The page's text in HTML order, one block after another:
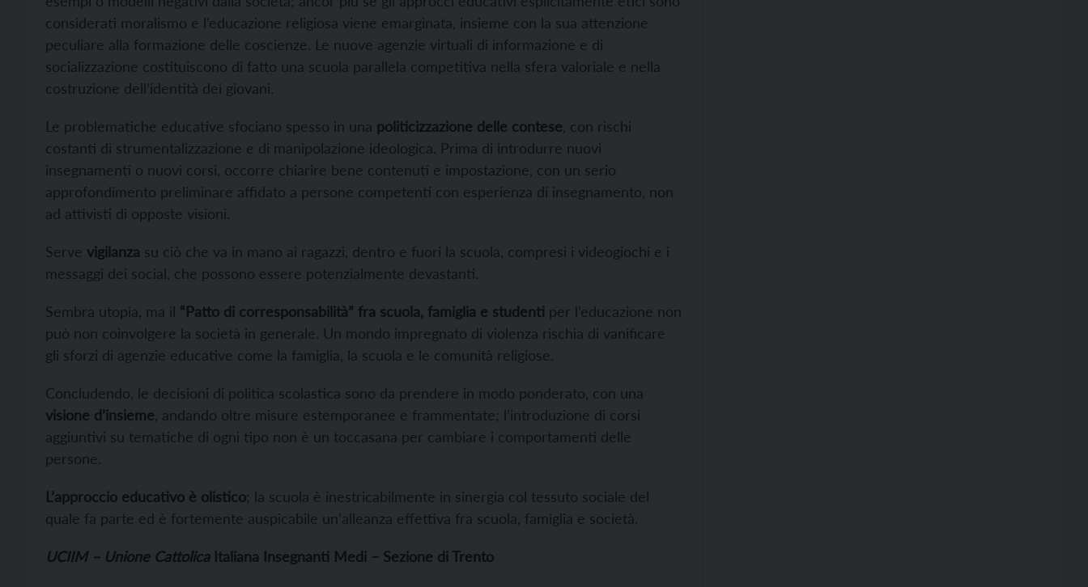
considerati moralismo e l’educazione religiosa viene emarginata, insieme con la sua attenzione
peculiare alla formazione delle coscienze. Le nuove agenzie virtuali di informazione e di
socializzazione costituiscono di fatto una scuola parallela competitiva nella sfera valoriale e nella
costruzione dell’identità dei giovani.
Le problematiche educative sfociano spesso in una politicizzazione delle contese , con rischi
costanti di strumentalizzazione e di manipolazione ideologica. Prima di introdurre nuovi
insegnamenti o nuovi corsi, occorre chiarire bene contenuti e impostazione, con un serio
approfondimento preliminare affidato a persone competenti con esperienza di insegnamento, non
ad attivisti di opposte visioni.
Serve vigilanza su ciò che va in mano ai ragazzi, dentro e fuori la scuola, compresi i videogiochi e i
messaggi dei social, che possono essere potenzialmente devastanti.
Sembra utopia, ma il “Patto di corresponsabilità” fra scuola, famiglia e studenti per l’educazione non
può non coinvolgere la società in generale. Un mondo impregnato di violenza rischia di vanificare
gli sforzi di agenzie educative come la famiglia, la scuola e le comunità religiose.
Concludendo, le decisioni di politica scolastica sono da prendere in modo ponderato, con una
visione d’insieme , andando oltre misure estemporanee e frammentate; l’introduzione di corsi
aggiuntivi su tematiche di ogni tipo non è un toccasana per cambiare i comportamenti delle
persone.
L’approccio educativo è olistico; la scuola è inestricabilmente in sinergia col tessuto sociale del
quale fa parte ed è fortemente auspicabile un’alleanza effettiva fra scuola, famiglia e società.
UCIIM – Unione CattolicaItaliana Insegnanti Medi – Sezione di Trento